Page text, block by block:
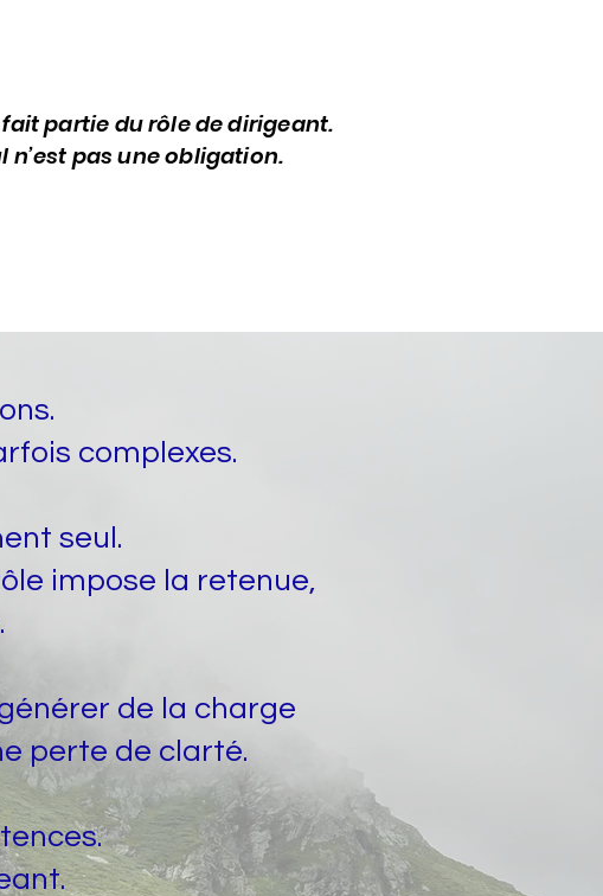
partie du rôle de dirigeant.
n’est pas une obligation.
complexes.
seul.
impose la retenue,
de la charge
perte de clarté.